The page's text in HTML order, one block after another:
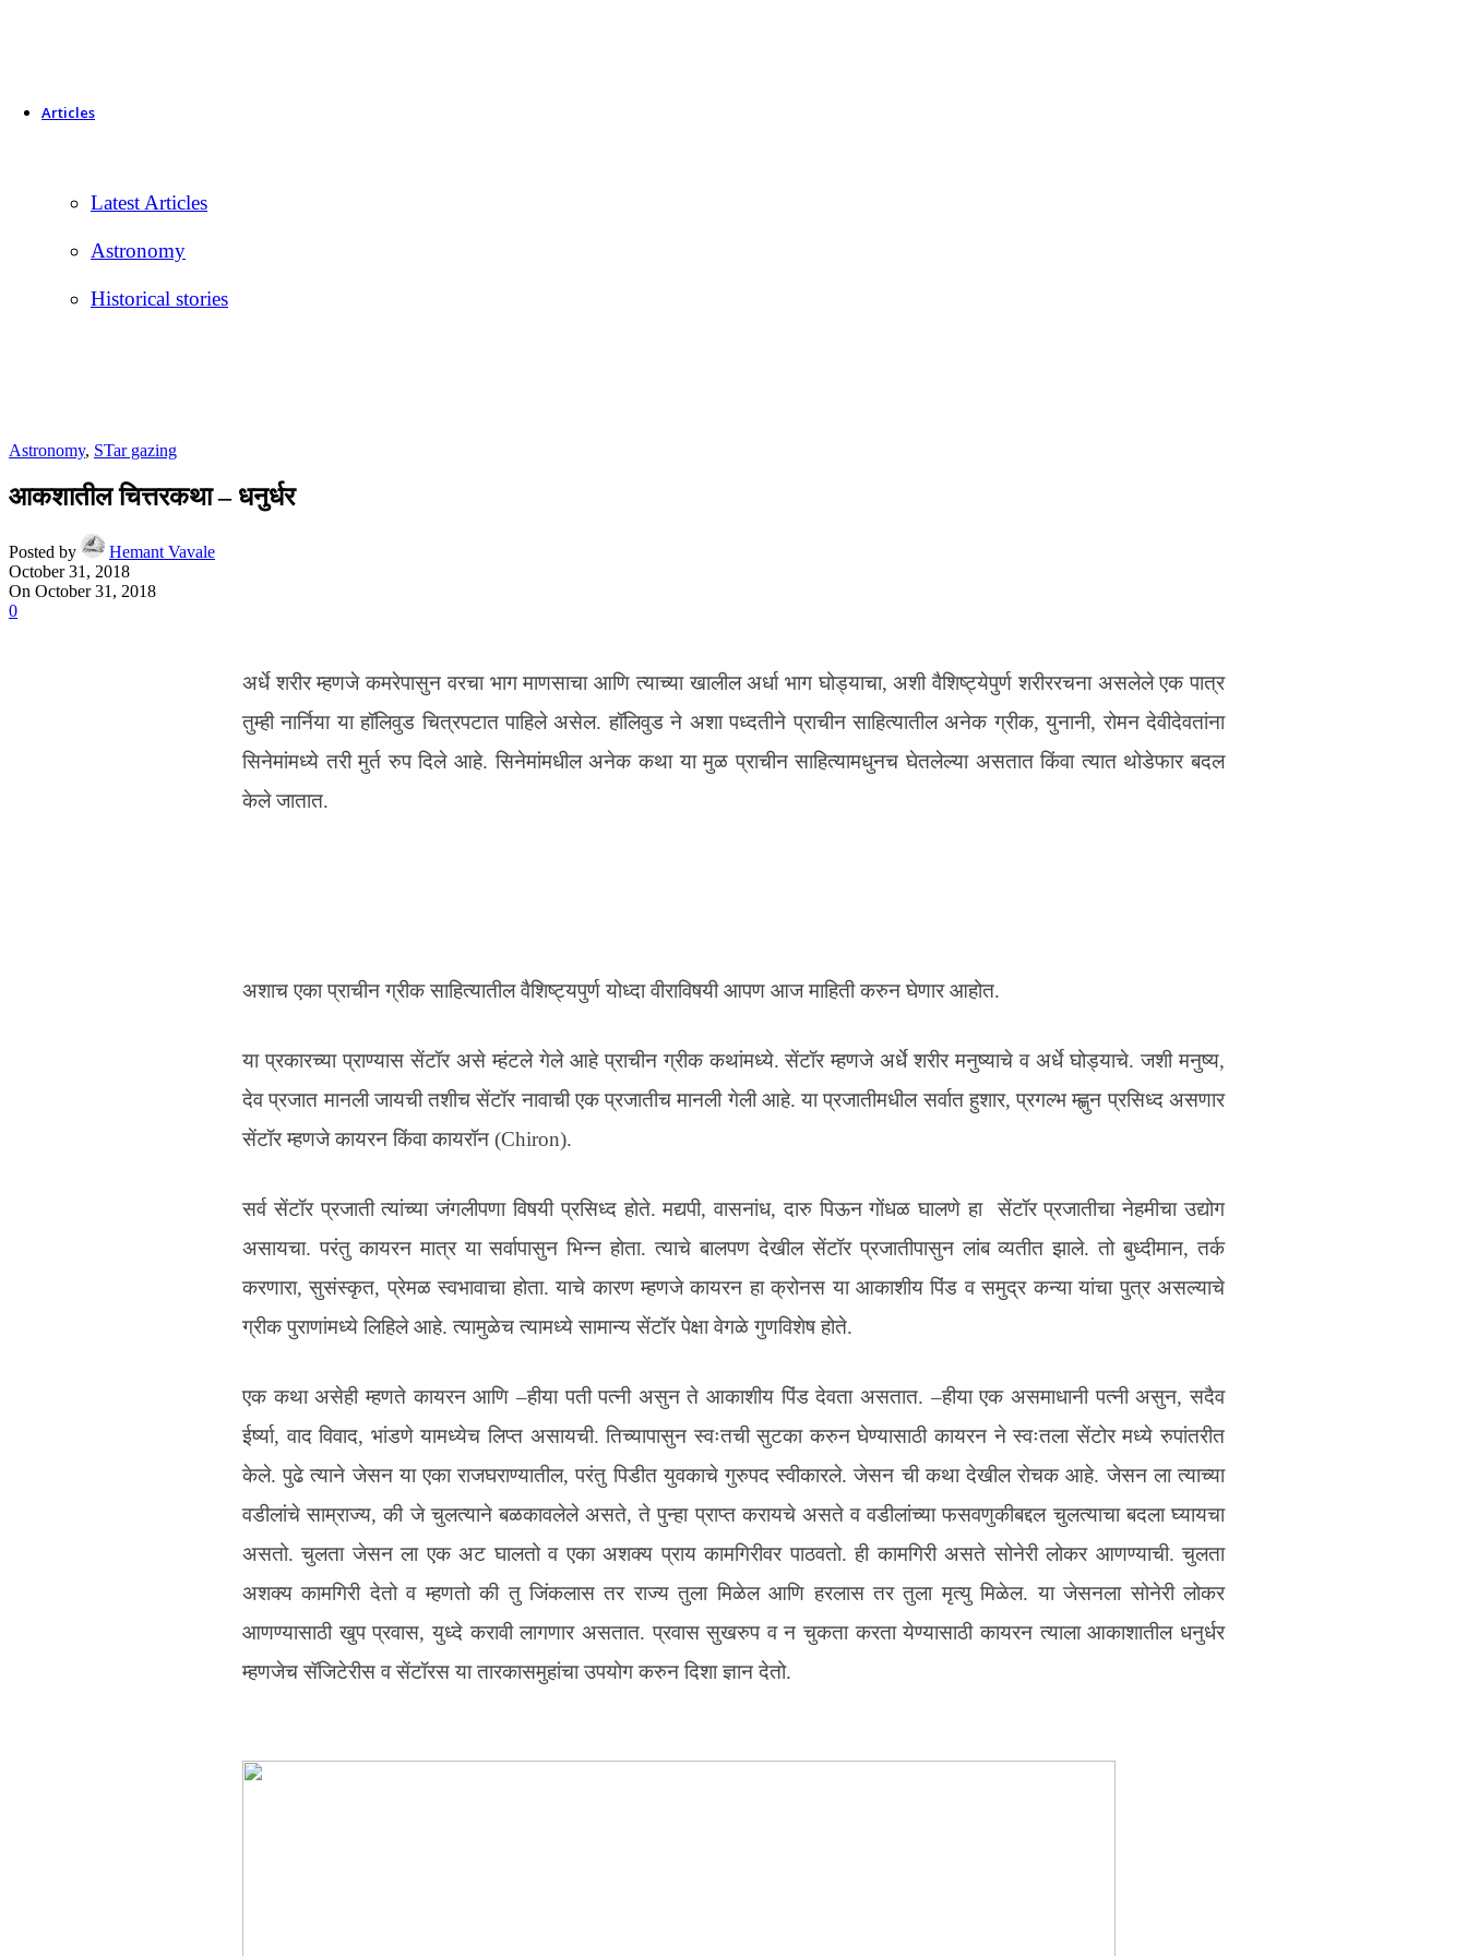
Articles
Latest Articles
Astronomy
Historical stories
Astronomy, STar gazing
आकशातील चित्तरकथा – धनुर्धर
Posted by
Hemant Vavale
October 31, 2018
On October 31, 2018
0
अर्धे शरीर म्हणजे कमरेपासुन वरचा भाग माणसाचा आणि त्याच्या खालील अर्धा भाग घोड्याचा, अशी वैशिष्ट्येपुर्ण शरीररचना असलेले एक पात्र
तुम्ही नार्निया या हॉलिवुड चित्रपटात पाहिले असेल. हॉलिवुड ने अशा पध्दतीने प्राचीन साहित्यातील अनेक ग्रीक, युनानी, रोमन देवीदेवतांना
सिनेमांमध्ये तरी मुर्त रुप दिले आहे. सिनेमांमधील अनेक कथा या मुळ प्राचीन साहित्यामधुनच घेतलेल्या असतात किंवा त्यात थोडेफार बदल
केले जातात.
अशाच एका प्राचीन ग्रीक साहित्यातील वैशिष्ट्यपुर्ण योध्दा वीराविषयी आपण आज माहिती करुन घेणार आहोत.
या प्रकारच्या प्राण्यास सेंटॉर असे म्हंटले गेले आहे प्राचीन ग्रीक कथांमध्ये. सेंटॉर म्हणजे अर्धे शरीर मनुष्याचे व अर्धे घोड्याचे. जशी मनुष्य,
देव प्रजात मानली जायची तशीच सेंटॉर नावाची एक प्रजातीच मानली गेली आहे. या प्रजातीमधील सर्वात हुशार, प्रगल्भ म्ह्णुन प्रसिध्द असणार
सेंटॉर म्हणजे कायरन किंवा कायरॉन (Chiron).
सर्व सेंटॉर प्रजाती त्यांच्या जंगलीपणा विषयी प्रसिध्द होते. मद्यपी, वासनांध, दारु पिऊन गोंधळ घालणे हा सेंटॉर प्रजातीचा नेहमीचा उद्योग
असायचा. परंतु कायरन मात्र या सर्वापासुन भिन्न होता. त्याचे बालपण देखील सेंटॉर प्रजातीपासुन लांब व्यतीत झाले. तो बुध्दीमान, तर्क
करणारा, सुसंस्कृत, प्रेमळ स्वभावाचा होता. याचे कारण म्हणजे कायरन हा क्रोनस या आकाशीय पिंड व समुद्र कन्या यांचा पुत्र असल्याचे
ग्रीक पुराणांमध्ये लिहिले आहे. त्यामुळेच त्यामध्ये सामान्य सेंटॉर पेक्षा वेगळे गुणविशेष होते.
एक कथा असेही म्हणते कायरन आणि –हीया पती पत्नी असुन ते आकाशीय पिंड देवता असतात. –हीया एक असमाधानी पत्नी असुन, सदैव
ईर्ष्या, वाद विवाद, भांडणे यामध्येच लिप्त असायची. तिच्यापासुन स्वःतची सुटका करुन घेण्यासाठी कायरन ने स्वःतला सेंटोर मध्ये रुपांतरीत
केले. पुढे त्याने जेसन या एका राजघराण्यातील, परंतु पिडीत युवकाचे गुरुपद स्वीकारले. जेसन ची कथा देखील रोचक आहे. जेसन ला त्याच्या
वडीलांचे साम्राज्य, की जे चुलत्याने बळकावलेले असते, ते पुन्हा प्राप्त करायचे असते व वडीलांच्या फसवणुकीबद्दल चुलत्याचा बदला घ्यायचा
असतो. चुलता जेसन ला एक अट घालतो व एका अशक्य प्राय कामगिरीवर पाठवतो. ही कामगिरी असते सोनेरी लोकर आणण्याची. चुलता
अशक्य कामगिरी देतो व म्हणतो की तु जिंकलास तर राज्य तुला मिळेल आणि हरलास तर तुला मृत्यु मिळेल. या जेसनला सोनेरी लोकर
आणण्यासाठी खुप प्रवास, युध्दे करावी लागणार असतात. प्रवास सुखरुप व न चुकता करता येण्यासाठी कायरन त्याला आकाशातील धनुर्धर
म्हणजेच सॅजिटेरीस व सेंटॉरस या तारकासमुहांचा उपयोग करुन दिशा ज्ञान देतो.